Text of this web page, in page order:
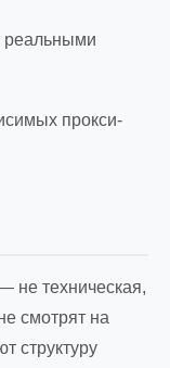
реальными
прокси-
не техническая,
смотрят на
структуру